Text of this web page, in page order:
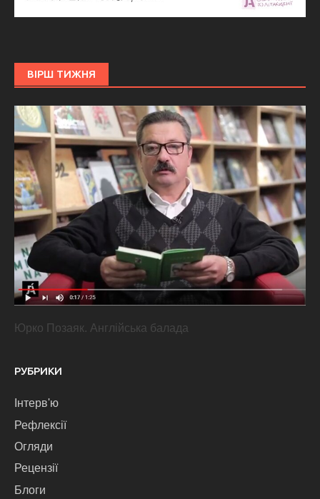
ВІРШ ТИЖНЯ
Юрко Позаяк. Англійська балада
РУБРИКИ
Інтерв'ю
Рефлексії
Огляди
Рецензії
Блоги